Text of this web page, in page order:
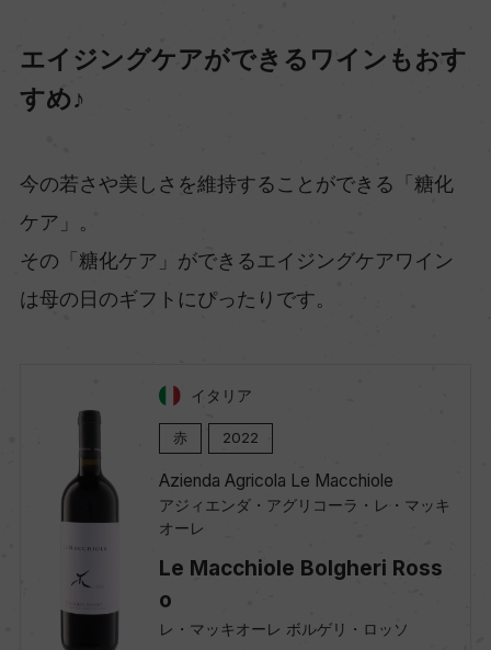
エイジングケアができるワインもおす
すめ♪
今の若さや美しさを維持することができる「糖化
ケア」。
その「糖化ケア」ができるエイジングケアワイン
は母の日のギフトにぴったりです。
イタリア
赤 2022
Azienda Agricola Le Macchiole
アジィエンダ・アグリコーラ・レ・マッキ
オーレ
Le Macchiole Bolgheri Ross
o
レ・マッキオーレ ボルゲリ・ロッソ